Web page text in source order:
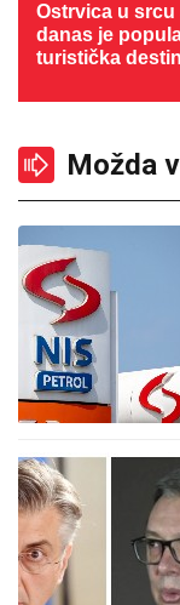
Ostrvica u srcu
danas je
turistička
Možda